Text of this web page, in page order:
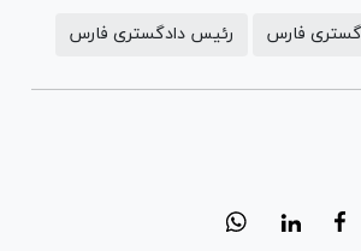
فارس رئیس دادگستری فارس